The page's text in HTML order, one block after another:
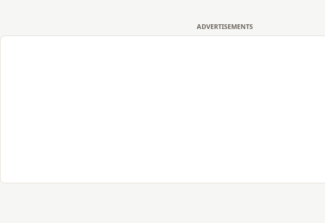
ADVERTISEMENTS